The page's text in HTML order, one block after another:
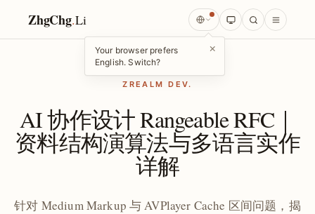
ZhgChg.Li
Your browser prefers
English. Switch?
×
ZREALM DEV.
AI 协作设计 Rangeable RFC｜
资料结构演算法与多语言实作
详解
针对 Medium Markup 与 AVPlayer Cache 区间问题，揭